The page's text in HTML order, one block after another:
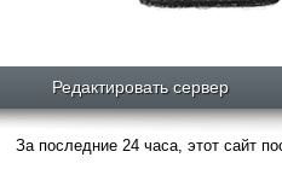
Редактировать сервер
За последние 24 часа, этот сайт